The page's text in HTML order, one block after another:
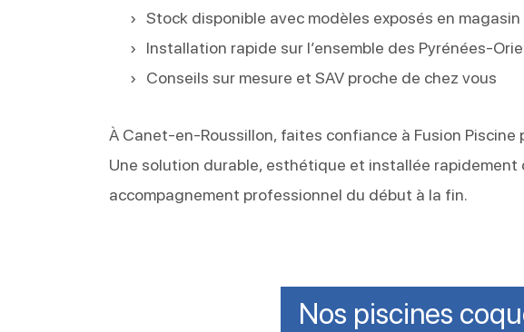
Stock disponible avec modèles exposés en magasin
Installation rapide sur l’ensemble des Pyrénées-
Conseils sur mesure et SAV proche de chez vous
À Canet-en-Roussillon, faites confiance à Fusion
Une solution durable, esthétique et installée rapidement
accompagnement professionnel du début à la fin.
Nos piscines